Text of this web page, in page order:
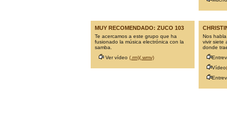
MUY RECOMENDADO: ZUCO 103
Te acercamos a este grupo que ha
fusionado la música electrónica con la
samba.
Ver vídeo (.rm)(.wmv)
Nos
vivir siete
donde
Vídeo